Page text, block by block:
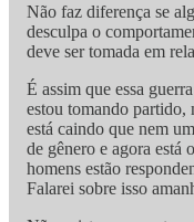
Não faz diferença se
desculpa o
deve ser tomada em
É assim que essa
estou tomando partido,
está caindo que nem
de gênero e agora está
homens estão
Falarei sobre isso